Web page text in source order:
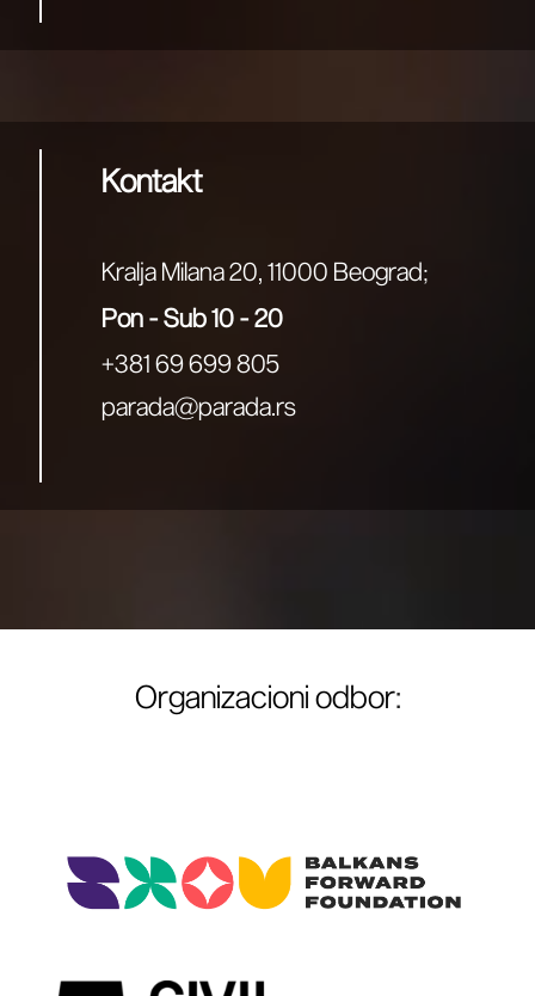
Kontakt
Kralja Milana 20, 11000 Beograd;
Pon - Sub 10 - 20
+381 69 699 805
parada@parada.rs
Organizacioni odbor: